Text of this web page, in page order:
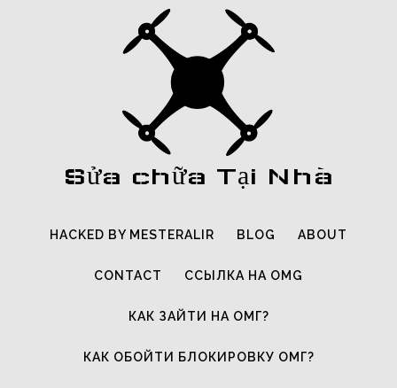
Sửa chữa Tại Nhà
HACKED BY MESTERALIR BLOG ABOUT
CONTACT ССЫЛКА НА OMG
КАК ЗАЙТИ НА ОМГ?
КАК ОБОЙТИ БЛОКИРОВКУ ОМГ?